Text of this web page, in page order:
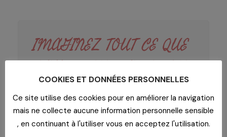
IMAGINEZ TOUT CE QUE
VOUS !
TEL 01-55-33-60-00 - FAX 01-
55-33-60-08 -
COOKIES ET DONNÉES PERSONNELLES
Ce site utilise des cookies pour en améliorer la navigation
mais ne collecte aucune information personnelle sensible
, en continuant à l'utiliser vous en acceptez l'utilisation.